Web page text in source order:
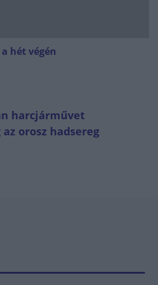
hét végén
harcjárművet
orosz hadsereg